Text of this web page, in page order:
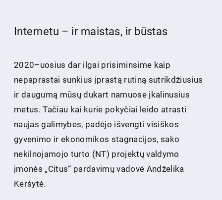
Internetu – ir maistas, ir būstas
2020–uosius dar ilgai prisiminsime kaip
nepaprastai sunkius įprastą rutiną sutrikdžiusius
ir daugumą mūsų dukart namuose įkalinusius
metus. Tačiau kai kurie pokyčiai leido atrasti
naujas galimybes, padėjo išvengti visiškos
gyvenimo ir ekonomikos stagnacijos, sako
nekilnojamojo turto (NT) projektų valdymo
įmonės „Citus“ pardavimų vadovė Andželika
Keršytė.